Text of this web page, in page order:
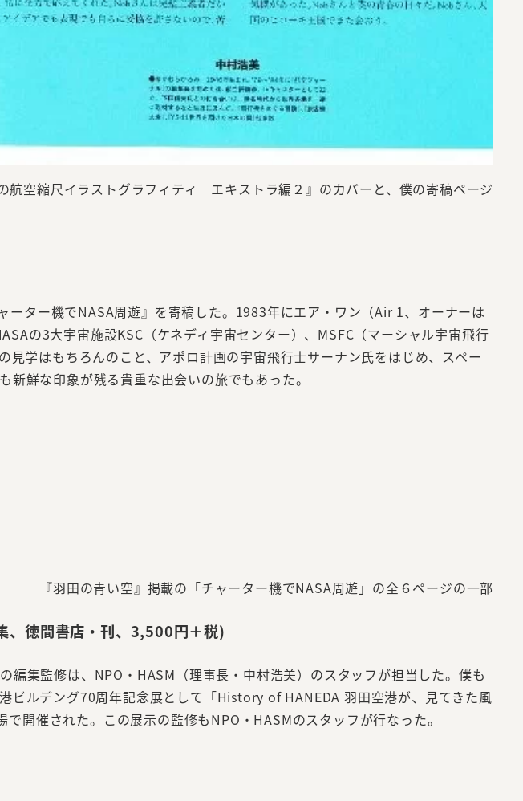
航空縮尺イラストグラフィティ エキストラ編２』のカバーと、僕の寄稿ページ
ター機でNASA周遊』を寄稿した。1983年にエア・ワン（Air 1、オーナーは
の3大宇宙施設KSC（ケネディ宇宙センター）、MSFC（マーシャル宇宙飛行
学はもちろんのこと、アポロ計画の宇宙飛行士サーナン氏をはじめ、スペー
鮮な印象が残る貴重な出会いの旅でもあった。
『羽田の青い空』掲載の「チャーター機でNASA周遊」の全６ページの一部
徳間書店・刊、3,500円＋税)
集監修は、NPO・HASM（理事長・中村浩美）のスタッフが担当した。僕も
ビルデング70周年記念展として「History of HANEDA 羽田空港が、見てきた風
開催された。この展示の監修もNPO・HASMのスタッフが行なった。